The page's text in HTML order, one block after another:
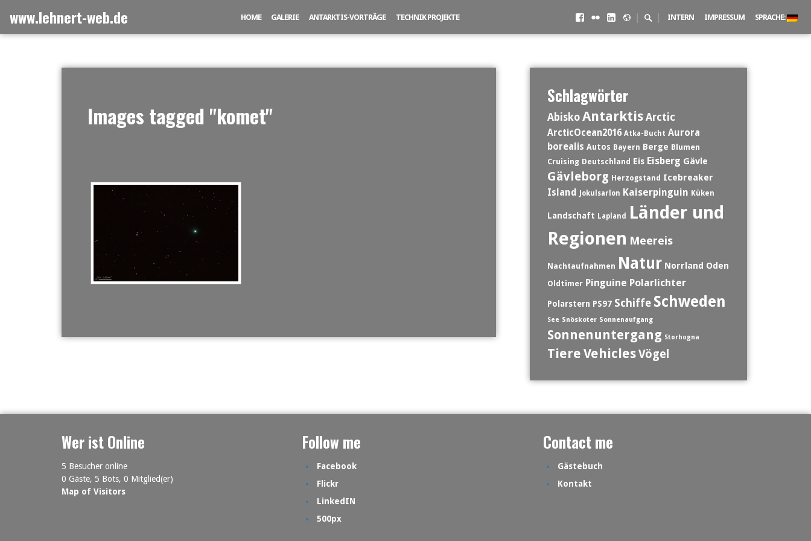
Inhalt
springen
www.lehnert-web.de HOME GALERIE ANTARKTIS-VORTRÄGE TECHNIK PROJEKTE Facebook
FlickrLinkedIN
500px
| Suchschalter
| INTERN IMPRESSUM SPRACHE:
Images tagged "komet"
Schlagwörter
Abisko Antarktis Arctic
ArcticOcean2016 Atka-Bucht Aurora
borealis Autos Bayern Berge Blumen
Cruising Deutschland Eis Eisberg Gävle
Gävleborg Herzogstand Icebreaker
Island Jokulsarlon Kaiserpinguin Küken
Landschaft Lapland
Länder und
Regionen Meereis
Nachtaufnahmen Natur Norrland Oden
Oldtimer Pinguine Polarlichter
Polarstern PS97 Schiffe Schweden
See Snöskoter Sonnenaufgang
Sonnenuntergang Storhogna
Tiere VehiclesVögel
Wer ist Online
5 Besucher online
0 Gäste, 5 Bots, 0 Mitglied(er)
Map of Visitors
Follow me
Facebook
Flickr
LinkedIN
500px
Contact me
Gästebuch
Kontakt